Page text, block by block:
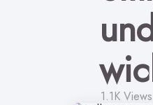
1.1K Views